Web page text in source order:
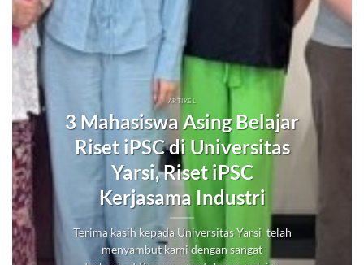
ARTIKEL
3 Mahasiswa Asing Belajar
Riset iPSC di Universitas
Yarsi, Riset iPSC
Kerjasama Industri
Terima kasih kepada Universitas Yarsi telah
menyambut kami dengan sangat